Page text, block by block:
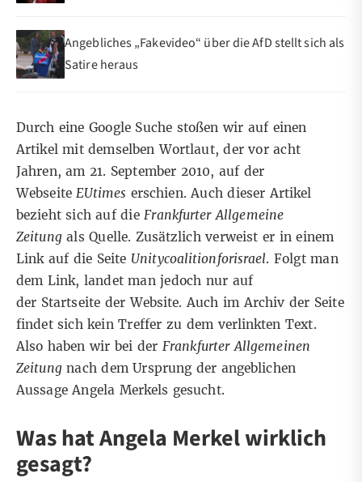
Angebliches „Fakevideo“ über die AfD stellt sich als
Satire heraus
Durch eine Google Suche stoßen wir auf einen
Artikel mit demselben Wortlaut, der vor acht
Jahren, am 21. September 2010, auf der
WebseiteEUtimes erschien. Auch dieser Artikel
bezieht sich auf dieFrankfurter Allgemeine
Zeitungals Quelle. Zusätzlich verweist er in einem
Link auf die Seite Unitycoalitionforisrael. Folgt man
dem Link, landet man jedoch nur auf
der Startseiteder Website. Auch im Archiv der Seite
findet sich kein Treffer zu dem verlinkten Text.
Also haben wir bei derFrankfurter Allgemeinen
Zeitungnach dem Ursprung der angeblichen
Aussage Angela Merkels gesucht.
Was hat Angela Merkel wirklich
gesagt?